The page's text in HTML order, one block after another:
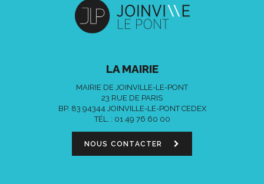
LA MAIRIE
MAIRIE DE JOINVILLE-LE-PONT
23 RUE DE PARIS
BP. 83 94344 JOINVILLE-LE-PONT CEDEX
TÉL. : 01 49 76 60 00
NOUS CONTACTER